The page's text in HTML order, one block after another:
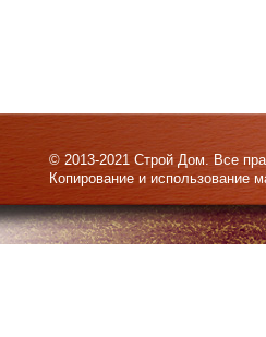
© 2013-2021 Строй Дом. Все
Копирование и использование